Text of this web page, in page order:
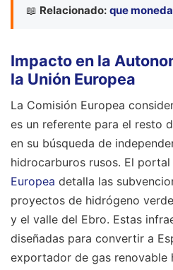
📖 Relacionado: que
Impacto en la
la Unión Europea
La Comisión Europea
es un referente para el resto
en su búsqueda de
hidrocarburos rusos. El
Europea detalla las
proyectos de hidrógeno
y el valle del Ebro. Estas
diseñadas para convertir a
exportador de gas renovable